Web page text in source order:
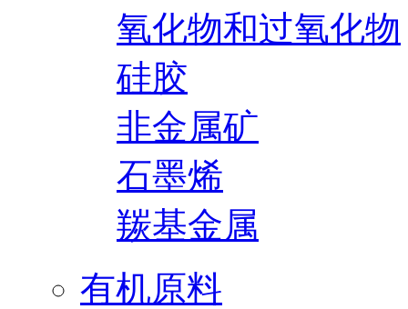
氧化物和过氧化物
硅胶
非金属矿
石墨烯
羰基金属
有机原料